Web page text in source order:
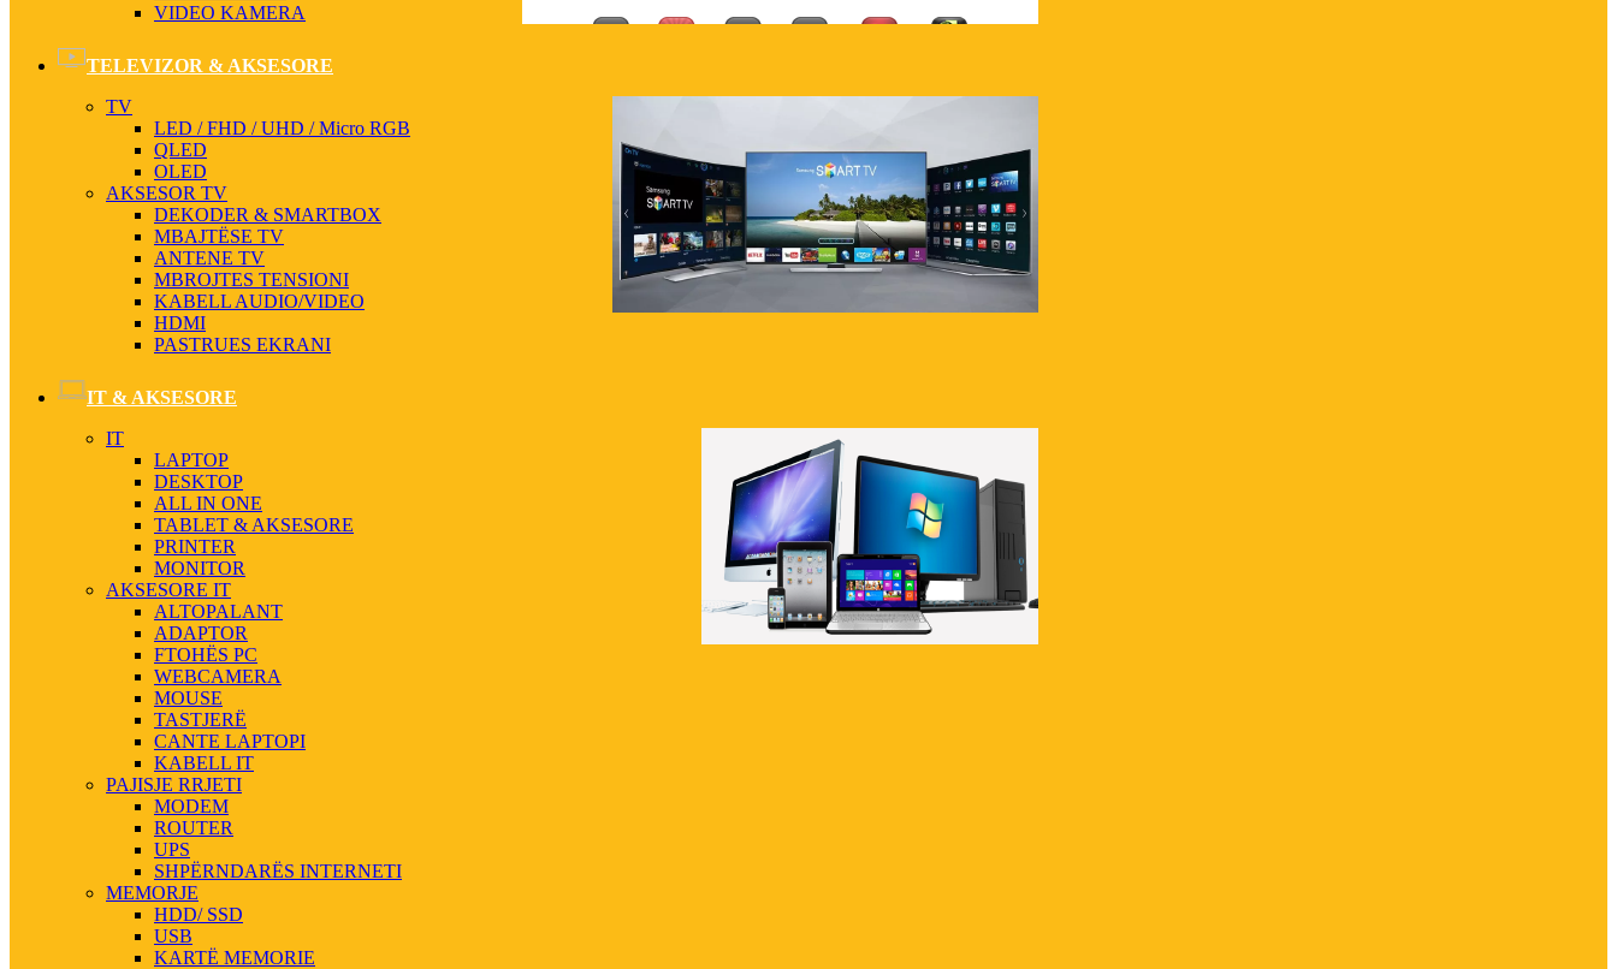
VIDEO KAMERA
TELEVIZOR & AKSESORE
TV
LED / FHD / UHD / Micro RGB
QLED
OLED
AKSESOR TV
DEKODER & SMARTBOX
MBAJTËSE TV
ANTENE TV
MBROJTES TENSIONI
KABELL AUDIO/VIDEO
HDMI
PASTRUES EKRANI
IT & AKSESORE
IT
LAPTOP
DESKTOP
ALL IN ONE
TABLET & AKSESORE
PRINTER
MONITOR
AKSESORE IT
ALTOPALANT
ADAPTOR
FTOHËS PC
WEBCAMERA
MOUSE
TASTJERË
CANTE LAPTOPI
KABELL IT
PAJISJE RRJETI
MODEM
ROUTER
UPS
SHPËRNDARËS INTERNETI
MEMORJE
HDD/ SSD
USB
KARTË MEMORIE